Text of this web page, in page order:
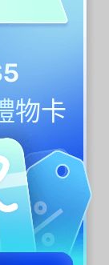
輯或複製
PDF 文件
阻止其他人
物卡